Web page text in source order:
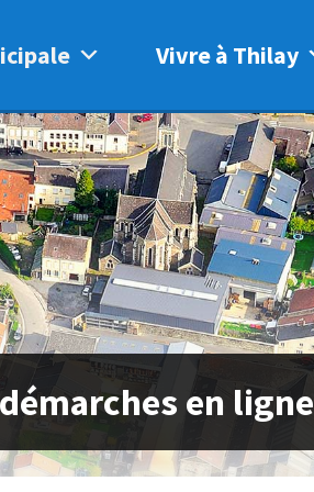
Vivre à Thilay
en ligne